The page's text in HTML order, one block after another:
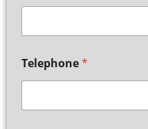
Telephone*